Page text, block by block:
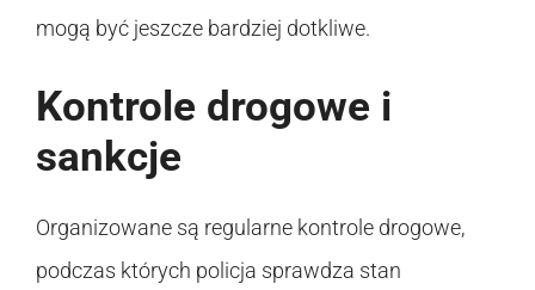
mogą być jeszcze bardziej dotkliwe.
Kontrole drogowe i
sankcje
Organizowane są regularne kontrole drogowe,
podczas których policja sprawdza stan